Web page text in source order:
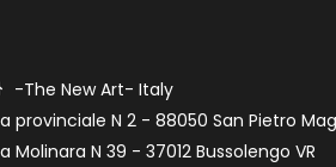
-The New Art- Italy
provinciale N 2 - 88050 San Pietro
Molinara N 39 - 37012 Bussolengo VR